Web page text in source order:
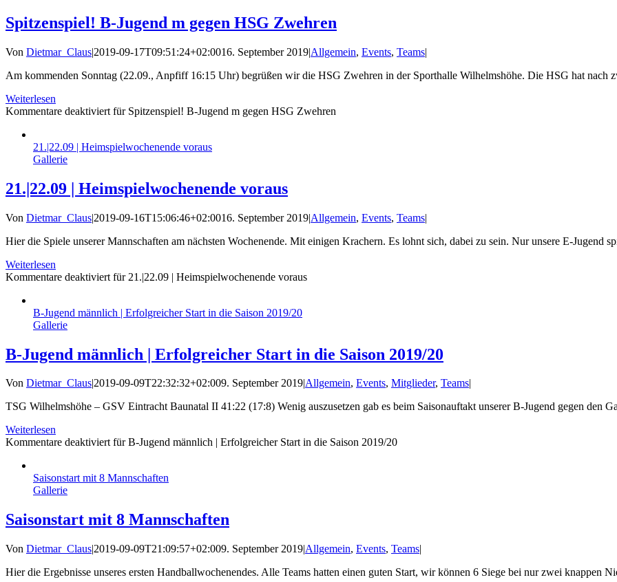
Spitzenspiel! B-Jugend m gegen HSG Zwehren
Von Dietmar_Claus|2019-09-17T09:51:24+02:0016. September 2019|Allgemein, Events, Teams|
Am kommenden Sonntag (22.09., Anpfiff 16:15 Uhr) begrüßen wir die HSG Zwehren in der Sporthalle Wilhelmshöhe. Die HSG hat nach
Weiterlesen
Kommentare deaktiviert für Spitzenspiel! B-Jugend m gegen HSG Zwehren
21.|22.09 | Heimspielwochenende voraus
Gallerie
21.|22.09 | Heimspielwochenende voraus
Von Dietmar_Claus|2019-09-16T15:06:46+02:0016. September 2019|Allgemein, Events, Teams|
Hier die Spiele unserer Mannschaften am nächsten Wochenende. Mit einigen Krachern. Es lohnt sich, dabei zu sein. Nur unsere E-Jugend
Weiterlesen
Kommentare deaktiviert für 21.|22.09 | Heimspielwochenende voraus
B-Jugend männlich | Erfolgreicher Start in die Saison 2019/20
Gallerie
B-Jugend männlich | Erfolgreicher Start in die Saison 2019/20
Von Dietmar_Claus|2019-09-09T22:32:32+02:009. September 2019|Allgemein, Events, Mitglieder, Teams|
TSG Wilhelmshöhe – GSV Eintracht Baunatal II 41:22 (17:8) Wenig auszusetzen gab es beim Saisonauftakt unserer B-Jugend gegen den
Weiterlesen
Kommentare deaktiviertfür B-Jugend männlich | Erfolgreicher Start in die Saison 2019/20
Saisonstart mit 8 Mannschaften
Gallerie
Saisonstart mit 8 Mannschaften
Von Dietmar_Claus|2019-09-09T21:09:57+02:009. September 2019|Allgemein, Events, Teams|
Hier die Ergebnisse unseres ersten Handballwochenendes. Alle Teams hatten einen guten Start, wir können 6 Siege bei nur zwei knappen